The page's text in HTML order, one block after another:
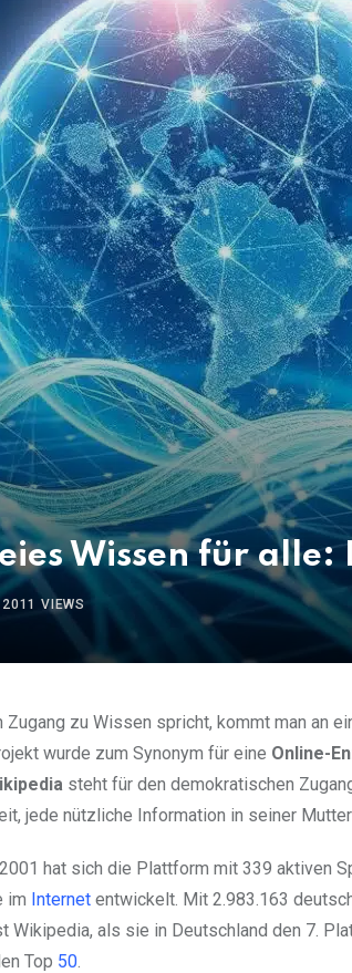
Wissen für
2011 VIEWS
Zugang zu Wissen spricht, kommt man an
wurde zum Synonym für eine Online-
steht für den demokratischen
jede nützliche Information in seiner
hat sich die Plattform mit 339 aktiven
im Internet entwickelt. Mit 2.983.163
Wikipedia, als sie in Deutschland den 7.
Top 50.